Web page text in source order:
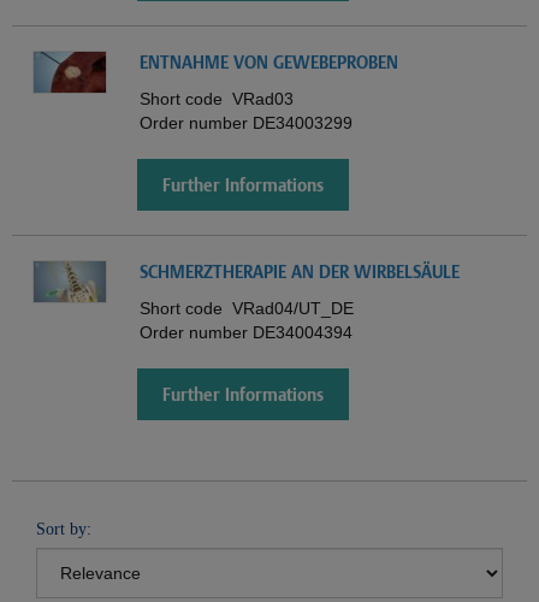
ENTNAHME VON GEWEBEPROBEN
Short code VRad03
Order number DE34003299
Further Informations
SCHMERZTHERAPIE AN DER WIRBELSÄULE
Short code VRad04/UT_DE
Order number DE34004394
Further Informations
Sort by: